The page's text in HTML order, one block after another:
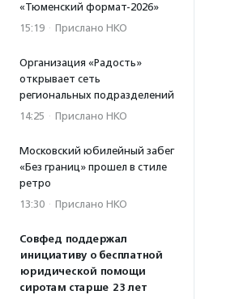
«Тюменский формат-2026»
15:19 · Прислано НКО
Организация «Радость»
открывает сеть
региональных подразделений
14:25 · Прислано НКО
Московский юбилейный забег
«Без границ» прошел в стиле
ретро
13:30 · Прислано НКО
Совфед поддержал
инициативу о бесплатной
юридической помощи
сиротам старше 23 лет